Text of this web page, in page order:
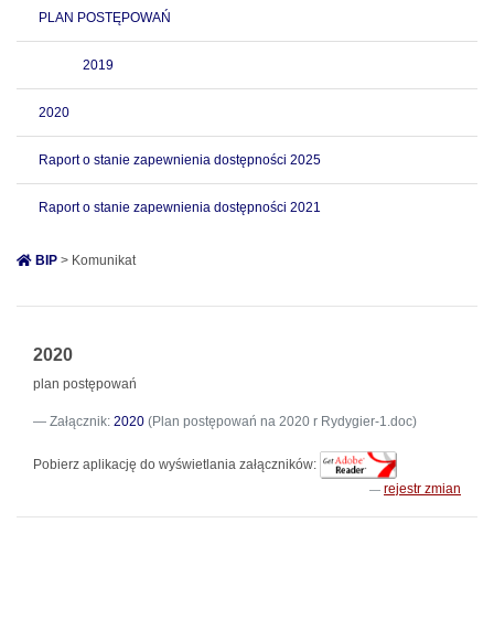
PLAN POSTĘPOWAŃ
2019
2020
Raport o stanie zapewnienia dostępności 2025
Raport o stanie zapewnienia dostępności 2021
BIP > Komunikat
2020
plan postępowań
Załącznik: 2020 (Plan postępowań na 2020 r Rydygier-1.doc)
Pobierz aplikację do wyświetlania załączników:
rejestr zmian